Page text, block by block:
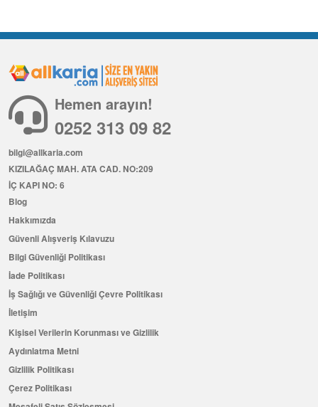
Hemen arayın!
0252 313 09 82
bilgi@allkaria.com
KIZILAĞAÇ MAH. ATA CAD. NO:209
İÇ KAPI NO: 6
Blog
Hakkımızda
Güvenli Alışveriş Kılavuzu
Bilgi Güvenliği Politikası
İade Politikası
İş Sağlığı ve Güvenliği Çevre Politikası
İletişim
Kişisel Verilerin Korunması ve Gizlilik
Aydınlatma Metni
Gizlilik Politikası
Çerez Politikası